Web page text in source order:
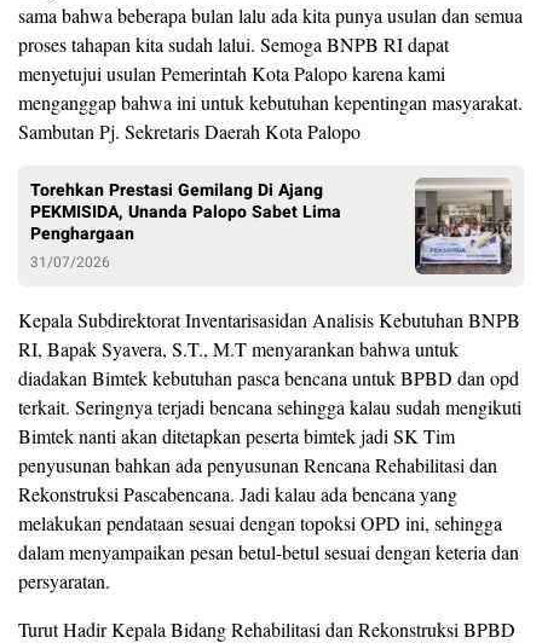
sama bahwa beberapa bulan lalu ada kita punya usulan dan semua
proses tahapan kita sudah lalui. Semoga BNPB RI dapat
menyetujui usulan Pemerintah Kota Palopo karena kami
menganggap bahwa ini untuk kebutuhan kepentingan masyarakat.
Sambutan Pj. Sekretaris Daerah Kota Palopo
Torehkan Prestasi Gemilang Di Ajang
PEKMISIDA, Unanda Palopo Sabet Lima
Penghargaan
31/07/2026
Kepala Subdirektorat Inventarisasidan Analisis Kebutuhan BNPB
RI, Bapak Syavera, S.T., M.T menyarankan bahwa untuk
diadakan Bimtek kebutuhan pasca bencana untuk BPBD dan opd
terkait. Seringnya terjadi bencana sehingga kalau sudah mengikuti
Bimtek nanti akan ditetapkan peserta bimtek jadi SK Tim
penyusunan bahkan ada penyusunan Rencana Rehabilitasi dan
Rekonstruksi Pascabencana. Jadi kalau ada bencana yang
melakukan pendataan sesuai dengan topoksi OPD ini, sehingga
dalam menyampaikan pesan betul-betul sesuai dengan keteria dan
persyaratan.
Turut Hadir Kepala Bidang Rehabilitasi dan Rekonstruksi BPBD